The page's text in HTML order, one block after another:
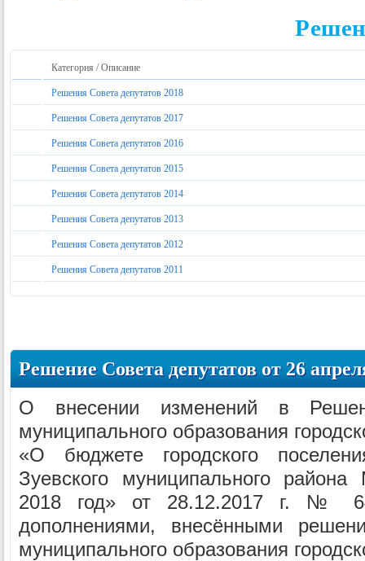
Категория / Описание
Решения Совета депутатов 2018
Решения Совета депутатов 2017
Решения Совета депутатов 2016
Решения Совета депутатов 2015
Решения Совета депутатов 2014
Решения Совета депутатов 2013
Решения Совета депутатов 2012
Решения Совета депутатов 2011
Решение Совета депутатов от 26
О внесении изменений в
муниципального образования
«О бюджете городского
Зуевского муниципального
2018 год» от 28.12.2017 г. №
дополнениями, внесёнными
муниципального образования